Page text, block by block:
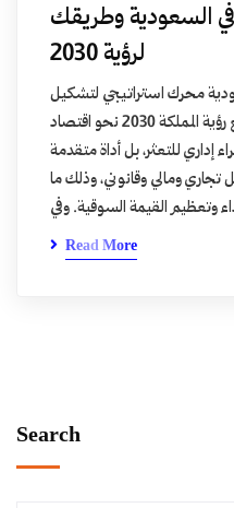
السعودية وطريقك
محرك استراتيجي لتشكيل
المشهد الاقتصادي، وذلك تناسب مع رؤية المملكة 2030 نحو اقتصاد
إداري للتعثر، بل أداة متقدمة
تجاري ومالي وقانوني، وذلك ما
Read More
Search